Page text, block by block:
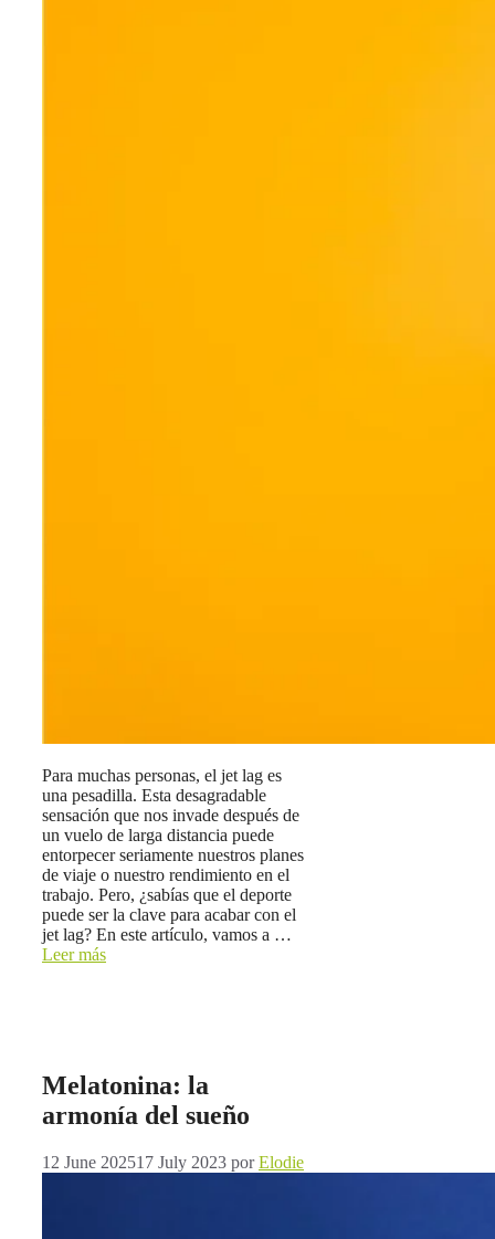
Para muchas personas, el jet lag es
una pesadilla. Esta desagradable
sensación que nos invade después de
un vuelo de larga distancia puede
entorpecer seriamente nuestros planes
de viaje o nuestro rendimiento en el
trabajo. Pero, ¿sabías que el deporte
puede ser la clave para acabar con el
jet lag? En este artículo, vamos a …
Leer más
Melatonina: la
armonía del sueño
12 June 202517 July 2023 porElodie